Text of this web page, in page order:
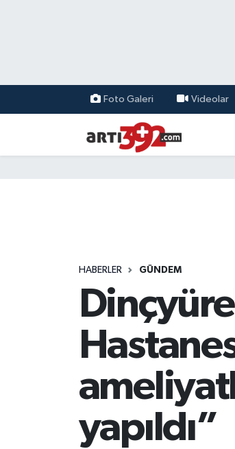
Foto Galeri Videolar
HABERLER GÜNDEM
yapıldı”